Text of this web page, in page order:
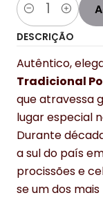
Quantidade
DESCRIÇÃO
Autêntico,
Tradicional
que atravessa
lugar especial
Durante
a sul do país
procissões e
se um dos